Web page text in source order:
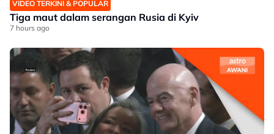
VIDEO TERKINI & POPULAR
Tiga maut dalam serangan Rusia di Kyiv
7 hours ago